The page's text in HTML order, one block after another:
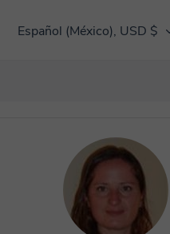
Español (México), USD $